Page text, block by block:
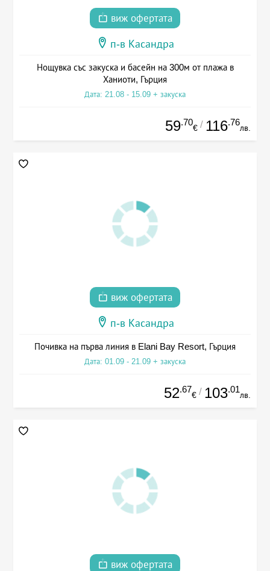
виж офертата
п-в Касандра
Нощувка със закуска и басейн на 300м от плажа в
Ханиоти, Гърция
Дата: 21.08 - 15.09 + закуска
59.70
€ / 116.76
лв.
виж офертата
п-в Касандра
Почивка на първа линия в Elani Bay Resort, Гърция
Дата: 01.09 - 21.09 + закуска
52.67
€ / 103.01
лв.
виж офертата